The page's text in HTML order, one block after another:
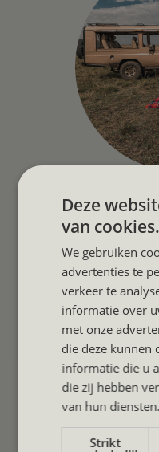
Stap 5: je
Wanneer alles klopt,
lokale partner die de
blijft betrokken als
voorbereiding.
Je weet dus niet
waarom bepaalde
Deze
van cookies.
We gebruiken
advertenties te
verkeer te
informatie over
met onze
die deze kunnen
informatie die u
die zij hebben
van hun diensten.
Strikt